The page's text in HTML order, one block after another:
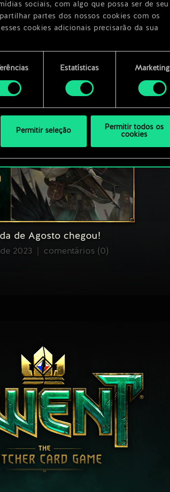
sociais, com algo que possa ser de seu
partes dos nossos cookies com os
cookies adicionais precisarão da sua
detalhes sobre o uso de cookies e poderá
Estatísticas Marketing
Permitir seleção
Permitir todos os
cookies
Balanceamento: O que
lo?
de 2023 comentários (0)
de Agosto chegou!
2023 comentários (0)